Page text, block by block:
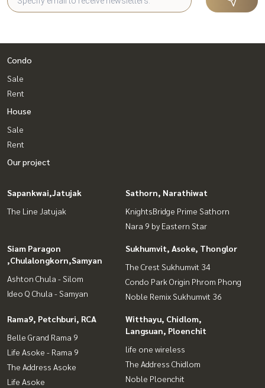
Condo
Sale
Rent
House
Sale
Rent
Our project
Sapankwai,Jatujak
The Line Jatujak
Sathorn, Narathiwat
KnightsBridge Prime Sathorn
Nara 9 by Eastern Star
Siam Paragon
,Chulalongkorn,Samyan
Ashton Chula - Silom
Ideo Q Chula - Samyan
Sukhumvit, Asoke, Thonglor
The Crest Sukhumvit 34
Condo Park Origin Phrom Phong
Noble Remix Sukhumvit 36
Rama9, Petchburi, RCA
Belle Grand Rama 9
Life Asoke - Rama 9
The Address Asoke
Life Asoke
Witthayu, Chidlom,
Langsuan, Ploenchit
life one wireless
The Address Chidlom
Noble Ploenchit